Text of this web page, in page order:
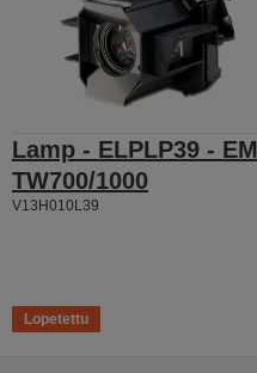
Lamp - ELPLP39 -
TW700/1000
V13H010L39
Lopetettu